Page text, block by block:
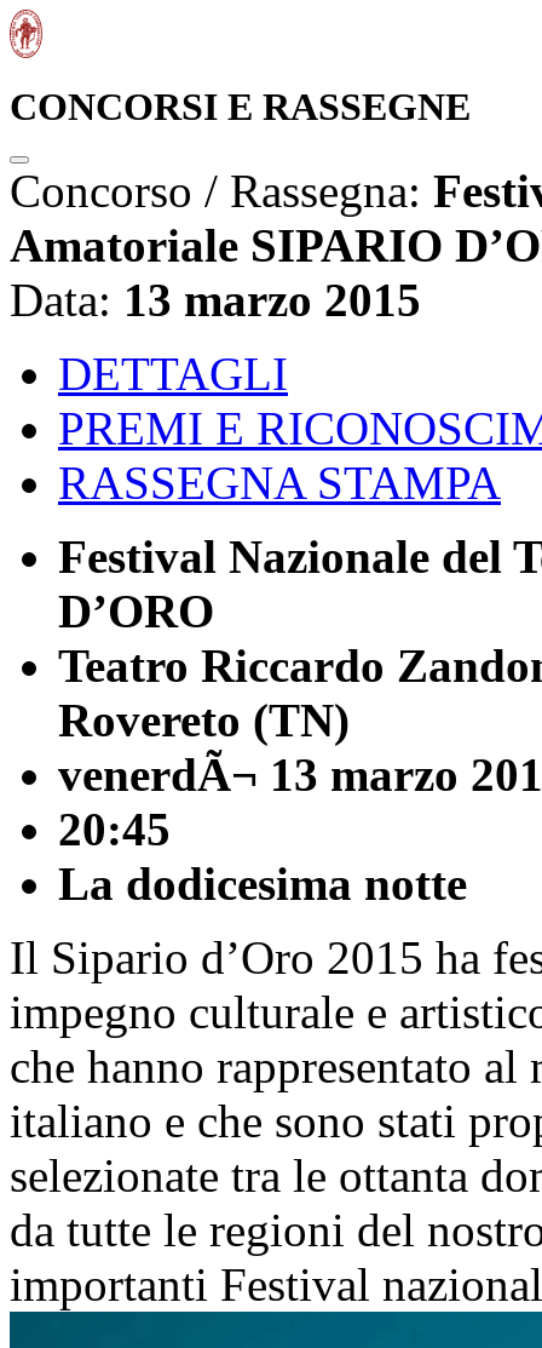
CONCORSI E RASSEGNE
Concorso / Rassegna:
Amatoriale SIPARIO
Data: 13 marzo 2015
DETTAGLI
PREMI E
RASSEGNA STAMPA
Festival Nazionale del
D’ORO
Teatro Riccardo
Rovereto (TN)
venerdÃ¬ 13 marzo
20:45
La dodicesima notte
Il Sipario d’Oro 2015 ha
impegno culturale e
che hanno rappresentato
italiano e che sono stati
selezionate tra le ottanta
da tutte le regioni del
importanti Festival